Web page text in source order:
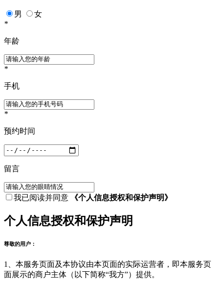
男
女
*
年龄
*
手机
*
预约时间
留言
我已阅读并同意 《个人信息授权和保护声明》
个人信息授权和保护声明
尊敬的用户：
1、本服务页面及本协议由本页面的实际运营者，即本服务页
面展示的商户主体（以下简称“我方”）提供。